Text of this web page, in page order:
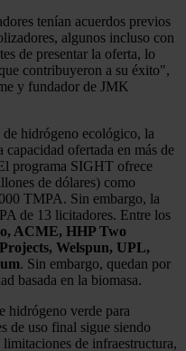
tenían acuerdos previos
algunos incluso con
de presentar la oferta, lo
contribuyeron a su éxito",
y fundador de JMK
hidrógeno ecológico, la
ofertada en más de
programa SIGHT ofrece
de dólares) como
TMPA. Sin embargo, la
de 13 licitadores. Entre los
ACME, HHP Two
Welspun, UPL,
. Sin embargo, quedan por
basada en la biomasa.
hidrógeno verde para
de uso final sigue siendo
de infraestructura,